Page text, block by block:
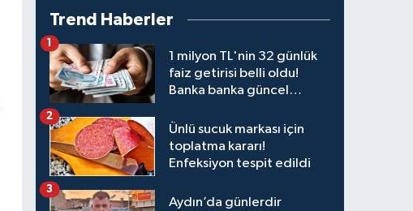
Trend Haberler
1 milyon TL'nin 32 günlük
faiz getirisi belli oldu!
Banka banka güncel
1
Ünlü sucuk markası için
toplatma kararı!
Enfeksiyon tespit edildi
2
Aydın’da günlerdir
3